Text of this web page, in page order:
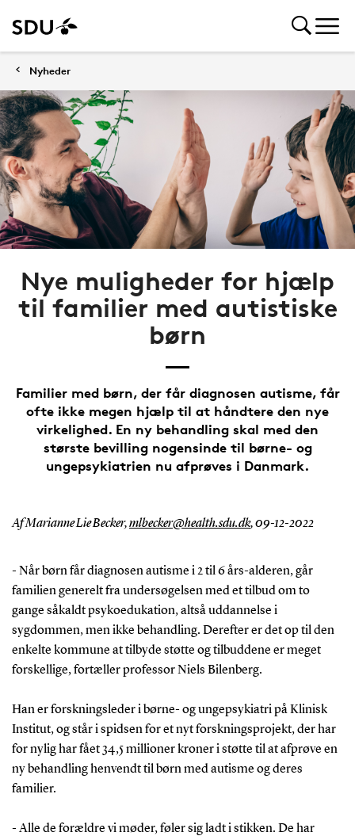
Nyheder
Nye muligheder for hjælp
til familier med autistiske
børn
Familier med børn, der får diagnosen autisme, får
ofte ikke megen hjælp til at håndtere den nye
virkelighed. En ny behandling skal med den
største bevilling nogensinde til børne- og
ungepsykiatrien nu afprøves i Danmark.
Af Marianne Lie Becker,mlbecker@health.sdu.dk,09-12-2022
- Når børn får diagnosen autisme i 2 til 6 års-alderen, går
familien generelt fra undersøgelsen med et tilbud om to
gange såkaldt psykoedukation, altså uddannelse i
sygdommen, men ikke behandling. Derefter er det op til den
enkelte kommune at tilbyde støtte og tilbuddene er meget
forskellige, fortæller professor Niels Bilenberg.
Han er forskningsleder i børne- og ungepsykiatri på Klinisk
Institut, og står i spidsen for et nyt forskningsprojekt, der har
for nylig har fået 34,5 millioner kroner i støtte til at afprøve en
ny behandling henvendt til børn med autisme og deres
familier.
- Alle de forældre vi møder, føler sig ladt i stikken. De har